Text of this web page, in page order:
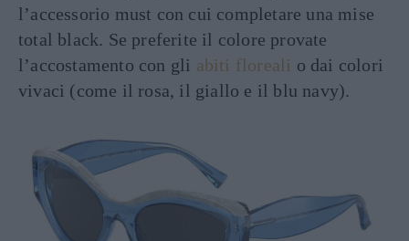
l’accessorio must con cui completare una mise
total black. Se preferite il colore provate
l’accostamento con gli abiti floreali o dai colori
vivaci (come il rosa, il giallo e il blu navy).